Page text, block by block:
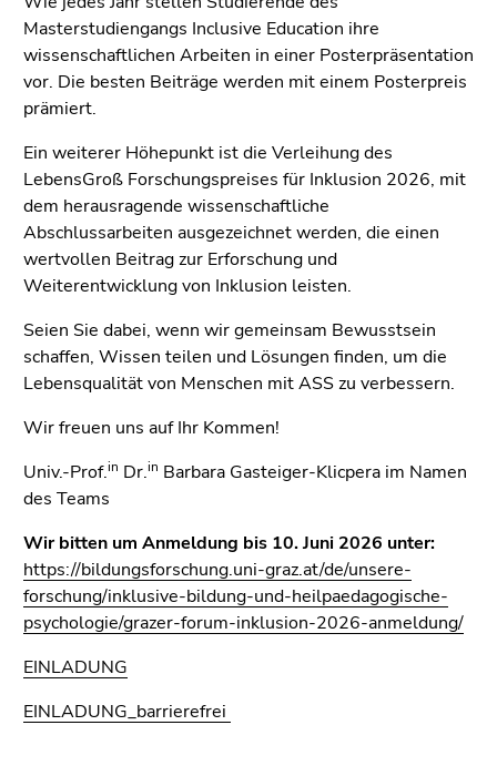
Suche
(Zugriffstaste
9)
Masterstudiengangs Inclusive Education ihre
wissenschaftlichen Arbeiten in einer Posterpräsentation
vor. Die besten Beiträge werden mit einem Posterpreis
prämiert.
Ein weiterer Höhepunkt ist die Verleihung des
LebensGroß Forschungspreises für Inklusion 2026, mit
dem herausragende wissenschaftliche
Abschlussarbeiten ausgezeichnet werden, die einen
wertvollen Beitrag zur Erforschung und
Weiterentwicklung von Inklusion leisten.
Seien Sie dabei, wenn wir gemeinsam Bewusstsein
schaffen, Wissen teilen und Lösungen finden, um die
Lebensqualität von Menschen mit ASS zu verbessern.
Wir freuen uns auf Ihr Kommen!
Univ.-Prof.in Dr.in Barbara Gasteiger-Klicpera im Namen
des Teams
Wir bitten um Anmeldung bis 10. Juni 2026 unter:
https://bildungsforschung.uni-graz.at/de/unsere-
forschung/inklusive-bildung-und-heilpaedagogische-
psychologie/grazer-forum-inklusion-2026-anmeldung/
EINLADUNG
EINLADUNG_barrierefrei